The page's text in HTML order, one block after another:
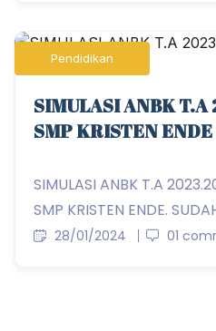
Pendidikan
SIMULASI ANBK
SMP KRISTEN ENDE
SIMULASI ANBK T.A
SMP KRISTEN ENDE.
28/01/2024 01